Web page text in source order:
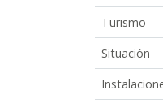
Turismo
Situación